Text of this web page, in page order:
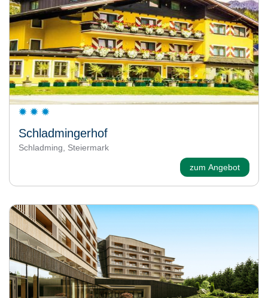
Schladmingerhof
Schladming, Steiermark
zum Angebot